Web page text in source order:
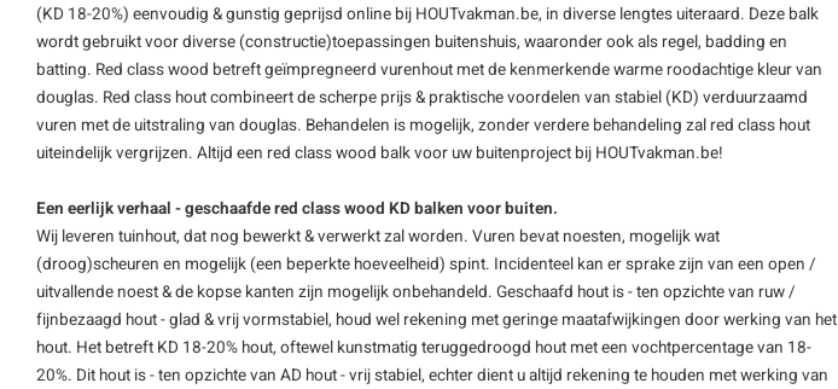
(KD 18-20%) eenvoudig & gunstig geprijsd online bij HOUTvakman.be, in diverse lengtes uiteraard. Deze balk
wordt gebruikt voor diverse (constructie)toepassingen buitenshuis, waaronder ook als regel, badding en
batting. Red class wood betreft geïmpregneerd vurenhout met de kenmerkende warme roodachtige kleur van
douglas. Red class hout combineert de scherpe prijs & praktische voordelen van stabiel (KD) verduurzaamd
vuren met de uitstraling van douglas. Behandelen is mogelijk, zonder verdere behandeling zal red class hout
uiteindelijk vergrijzen. Altijd een red class wood balk voor uw buitenproject bij HOUTvakman.be!
Een eerlijk verhaal - geschaafde red class wood KD balken voor buiten.
Wij leveren tuinhout, dat nog bewerkt & verwerkt zal worden. Vuren bevat noesten, mogelijk wat
(droog)scheuren en mogelijk (een beperkte hoeveelheid) spint. Incidenteel kan er sprake zijn van een open /
uitvallende noest & de kopse kanten zijn mogelijk onbehandeld. Geschaafd hout is - ten opzichte van ruw /
fijnbezaagd hout - glad & vrij vormstabiel, houd wel rekening met geringe maatafwijkingen door werking van het
hout. Het betreft KD 18-20% hout, oftewel kunstmatig teruggedroogd hout met een vochtpercentage van 18-
20%. Dit hout is - ten opzichte van AD hout - vrij stabiel, echter dient u altijd rekening te houden met werking van